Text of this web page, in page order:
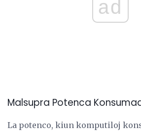
ad
Malsupra Potenca
La potenco, kiun komputiloj